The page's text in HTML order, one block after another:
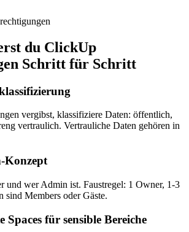
du ClickUp
Schritt für Schritt
vergibst, klassifiziere Daten: öffentlich,
vertraulich. Vertrauliche Daten gehören in
Konzept
und wer Admin ist. Faustregel: 1 Owner, 1-3
sind Members oder Gäste.
für sensible Bereiche